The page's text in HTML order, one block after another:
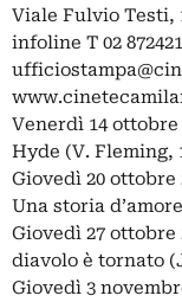
Viale Fulvio Testi,
infoline T 02
Venerdì 14 ottobre
Hyde (V. Fleming,
Giovedì 20 ottobre
Una storia
Giovedì 27 ottobre
diavolo è tornato
Giovedì 3